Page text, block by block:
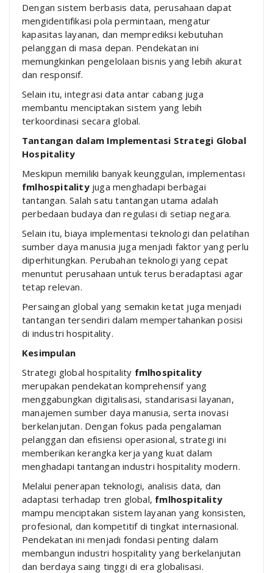
Dengan sistem berbasis data, perusahaan dapat
mengidentifikasi pola permintaan, mengatur
kapasitas layanan, dan memprediksi kebutuhan
pelanggan di masa depan. Pendekatan ini
memungkinkan pengelolaan bisnis yang lebih akurat
dan responsif.
Selain itu, integrasi data antar cabang juga
membantu menciptakan sistem yang lebih
terkoordinasi secara global.
Tantangan dalam Implementasi Strategi Global
Hospitality
Meskipun memiliki banyak keunggulan, implementasi
fmlhospitalityjuga menghadapi berbagai
tantangan. Salah satu tantangan utama adalah
perbedaan budaya dan regulasi di setiap negara.
Selain itu, biaya implementasi teknologi dan pelatihan
sumber daya manusia juga menjadi faktor yang perlu
diperhitungkan. Perubahan teknologi yang cepat
menuntut perusahaan untuk terus beradaptasi agar
tetap relevan.
Persaingan global yang semakin ketat juga menjadi
tantangan tersendiri dalam mempertahankan posisi
di industri hospitality.
Kesimpulan
Strategi global hospitality fmlhospitality
merupakan pendekatan komprehensif yang
menggabungkan digitalisasi, standarisasi layanan,
manajemen sumber daya manusia, serta inovasi
berkelanjutan. Dengan fokus pada pengalaman
pelanggan dan efisiensi operasional, strategi ini
memberikan kerangka kerja yang kuat dalam
menghadapi tantangan industri hospitality modern.
Melalui penerapan teknologi, analisis data, dan
adaptasi terhadap tren global, fmlhospitality
mampu menciptakan sistem layanan yang konsisten,
profesional, dan kompetitif di tingkat internasional.
Pendekatan ini menjadi fondasi penting dalam
membangun industri hospitality yang berkelanjutan
dan berdaya saing tinggi di era globalisasi.